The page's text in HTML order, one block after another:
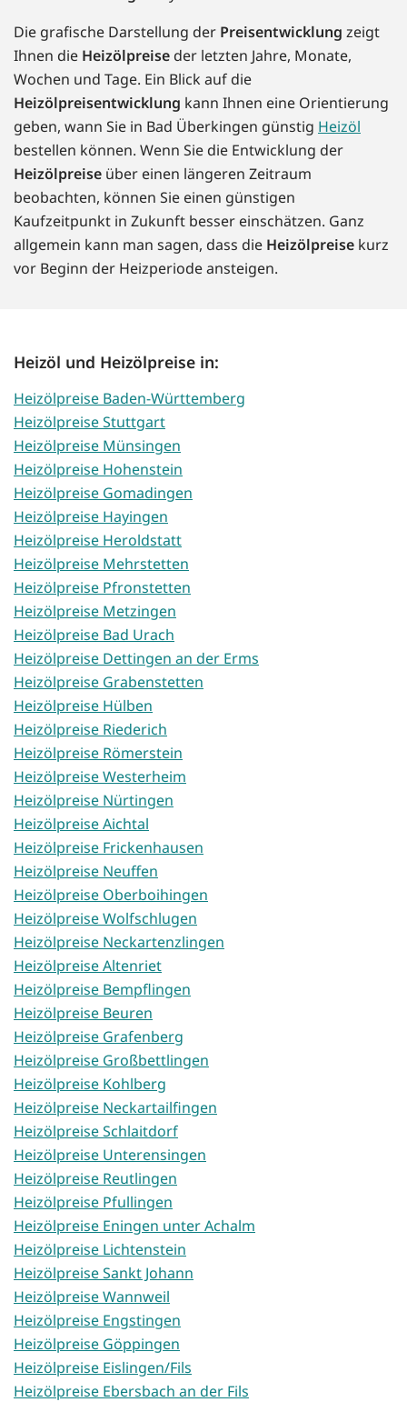
Die grafische Darstellung der Preisentwicklung zeigt
Ihnen die Heizölpreise der letzten Jahre, Monate,
Wochen und Tage. Ein Blick auf die
Heizölpreisentwicklung kann Ihnen eine Orientierung
geben, wann Sie in Bad Überkingen günstig Heizöl
bestellen können. Wenn Sie die Entwicklung der
Heizölpreise über einen längeren Zeitraum
beobachten, können Sie einen günstigen
Kaufzeitpunkt in Zukunft besser einschätzen. Ganz
allgemein kann man sagen, dass die Heizölpreise kurz
vor Beginn der Heizperiode ansteigen.
Heizöl und Heizölpreise in:
Heizölpreise Baden-Württemberg
Heizölpreise Stuttgart
Heizölpreise Münsingen
Heizölpreise Hohenstein
Heizölpreise Gomadingen
Heizölpreise Hayingen
Heizölpreise Heroldstatt
Heizölpreise Mehrstetten
Heizölpreise Pfronstetten
Heizölpreise Metzingen
Heizölpreise Bad Urach
Heizölpreise Dettingen an der Erms
Heizölpreise Grabenstetten
Heizölpreise Hülben
Heizölpreise Riederich
Heizölpreise Römerstein
Heizölpreise Westerheim
Heizölpreise Nürtingen
Heizölpreise Aichtal
Heizölpreise Frickenhausen
Heizölpreise Neuffen
Heizölpreise Oberboihingen
Heizölpreise Wolfschlugen
Heizölpreise Neckartenzlingen
Heizölpreise Altenriet
Heizölpreise Bempflingen
Heizölpreise Beuren
Heizölpreise Grafenberg
Heizölpreise Großbettlingen
Heizölpreise Kohlberg
Heizölpreise Neckartailfingen
Heizölpreise Schlaitdorf
Heizölpreise Unterensingen
Heizölpreise Reutlingen
Heizölpreise Pfullingen
Heizölpreise Eningen unter Achalm
Heizölpreise Lichtenstein
Heizölpreise Sankt Johann
Heizölpreise Wannweil
Heizölpreise Engstingen
Heizölpreise Göppingen
Heizölpreise Eislingen/Fils
Heizölpreise Ebersbach an der Fils